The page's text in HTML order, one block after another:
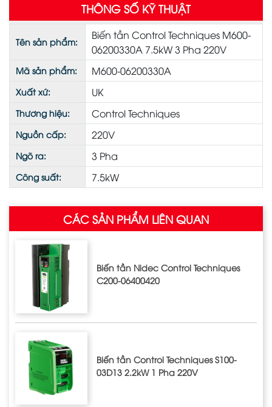
THÔNG SỐ KỸ THUẬT
Tên sản phẩm:
Biến tần Control Techniques M600-
06200330A 7.5kW 3 Pha 220V
Mã sản phẩm: M600-06200330A
Xuất xứ: UK
Thương hiệu: Control Techniques
Nguồn cấp: 220V
Ngõ ra: 3 Pha
Công suất: 7.5kW
CÁC SẢN PHẨM LIÊN QUAN
Biến tần Nidec Control Techniques
C200-06400420
Biến tần Control Techniques S100-
03D13 2.2kW 1 Pha 220V